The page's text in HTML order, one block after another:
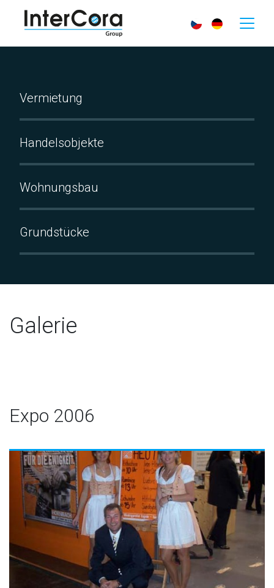
Vermietung
Handelsobjekte
Wohnungsbau
Grundstücke
Galerie
Expo 2006